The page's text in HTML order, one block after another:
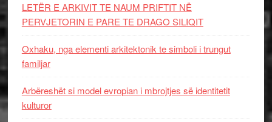
LETËR E ARKIVIT TE NAUM PRIFTIT NË
PERVJETORIN E PARE TE DRAGO SILIQIT
Oxhaku, nga elementi arkitektonik te simboli i trungut
familjar
Arbëreshët si model evropian i mbrojtjes së identitetit
kulturor